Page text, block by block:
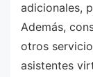
adicionales,
Además,
otros
asistentes